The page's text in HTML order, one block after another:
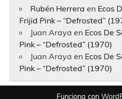
Rubén Herrera en Ecos
Frijid Pink – “Defrosted”
Juan Araya en Ecos De
Pink – “Defrosted” (1970)
Juan Araya en Ecos De
Pink – “Defrosted” (1970)
Funciona con